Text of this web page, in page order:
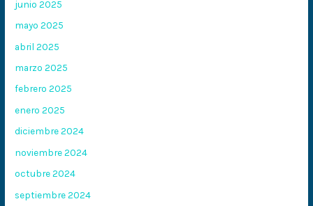
junio 2025
mayo 2025
abril 2025
marzo 2025
febrero 2025
enero 2025
diciembre 2024
noviembre 2024
octubre 2024
septiembre 2024